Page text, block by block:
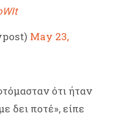
May 23,
ότι ήταν
δει ποτέ», είπε